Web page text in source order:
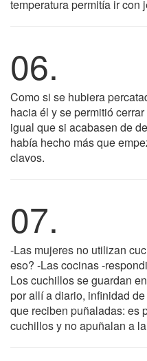
temperatura permitía ir con
06.
Como si se hubiera
hacia él y se permitió
igual que si acabasen de
había hecho más que
clavos.
07.
-Las mujeres no utilizan
eso? -Las cocinas -
Los cuchillos se guardan
por allí a diario, infinidad
que reciben puñaladas: es
cuchillos y no apuñalan a